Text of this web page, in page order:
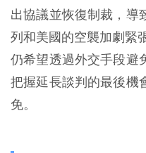
出協議並恢復制裁，導
列和美國的空襲加劇緊
仍希望透過外交手段避
把握延長談判的最後機
免。